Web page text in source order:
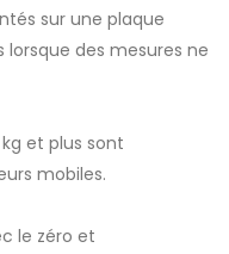
sur une plaque
des mesures ne
et plus sont
mobiles.
le zéro et